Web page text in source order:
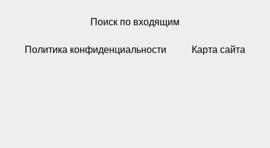
Поиск по входящим
Политика конфиденциальности Карта сайта